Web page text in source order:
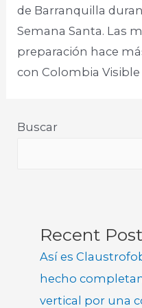
de Barranquilla
Semana Santa. Las
preparación hace
con Colombia
Buscar
Recent
Así es
hecho
vertical por una